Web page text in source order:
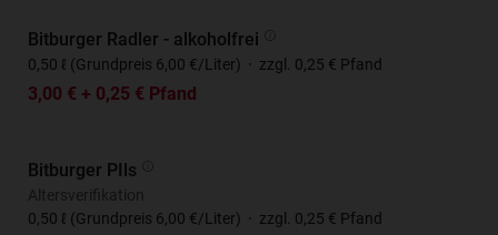
Bitburger Radler - alkoholfrei
0,50 ℓ (Grundpreis 6,00 €/Liter) · zzgl. 0,25 € Pfand
3,00 € + 0,25 € Pfand
Bitburger PIls
Altersverifikation
0,50 ℓ (Grundpreis 6,00 €/Liter) · zzgl. 0,25 € Pfand